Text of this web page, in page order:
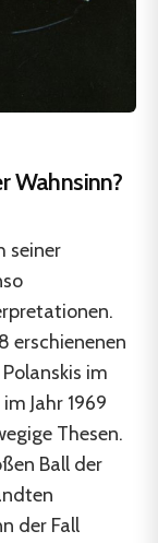
Wahnsinn?
seiner
erschienenen
im
Jahr 1969
Thesen.
Ball der
der Fall